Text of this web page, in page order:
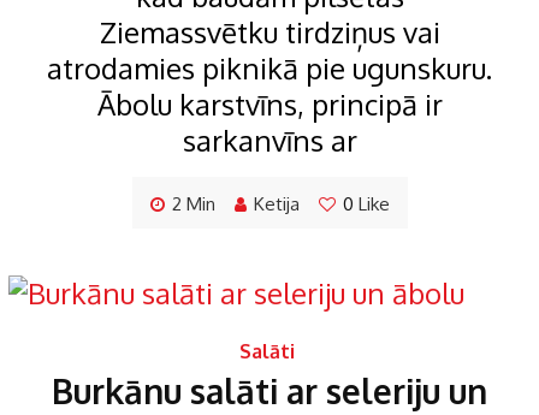
Ziemassvētku tirdziņus vai
atrodamies piknikā pie ugunskuru.
Ābolu karstvīns, principā ir
sarkanvīns ar
2 Min Ketija 0 Like
Salāti
Burkānu salāti ar seleriju un